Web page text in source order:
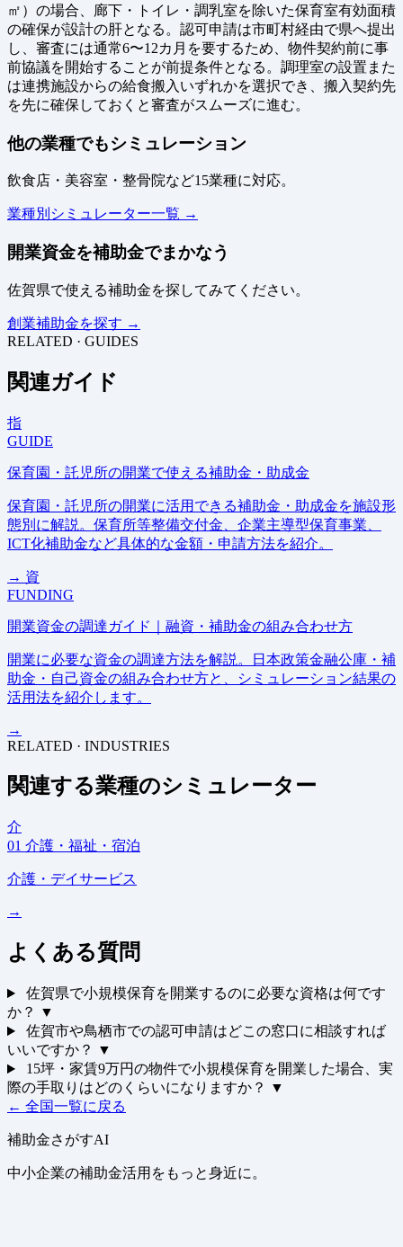
㎡）の場合、廊下・トイレ・調乳室を除いた保育室有効面積
の確保が設計の肝となる。認可申請は市町村経由で県へ提出
し、審査には通常6〜12カ月を要するため、物件契約前に事
前協議を開始することが前提条件となる。調理室の設置また
は連携施設からの給食搬入いずれかを選択でき、搬入契約先
を先に確保しておくと審査がスムーズに進む。
他の業種でもシミュレーション
飲食店・美容室・整骨院など15業種に対応。
業種別シミュレーター一覧 →
開業資金を補助金でまかなう
佐賀県で使える補助金を探してみてください。
創業補助金を探す →
RELATED · GUIDES
関連ガイド
指
GUIDE
保育園・託児所の開業で使える補助金・助成金
保育園・託児所の開業に活用できる補助金・助成金を施設形
態別に解説。保育所等整備交付金、企業主導型保育事業、
ICT化補助金など具体的な金額・申請方法を紹介。
→ 資
FUNDING
開業資金の調達ガイド｜融資・補助金の組み合わせ方
開業に必要な資金の調達方法を解説。日本政策金融公庫・補
助金・自己資金の組み合わせ方と、シミュレーション結果の
活用法を紹介します。
→
RELATED · INDUSTRIES
関連する業種のシミュレーター
介
01 介護・福祉・宿泊
介護・デイサービス
→
よくある質問
佐賀県で小規模保育を開業するのに必要な資格は何です
か？
▼
佐賀市や鳥栖市での認可申請はどこの窓口に相談すれば
いいですか？
▼
15坪・家賃9万円の物件で小規模保育を開業した場合、実
際の手取りはどのくらいになりますか？
▼
← 全国一覧に戻る
補助金さがすAI
中小企業の補助金活用をもっと身近に。